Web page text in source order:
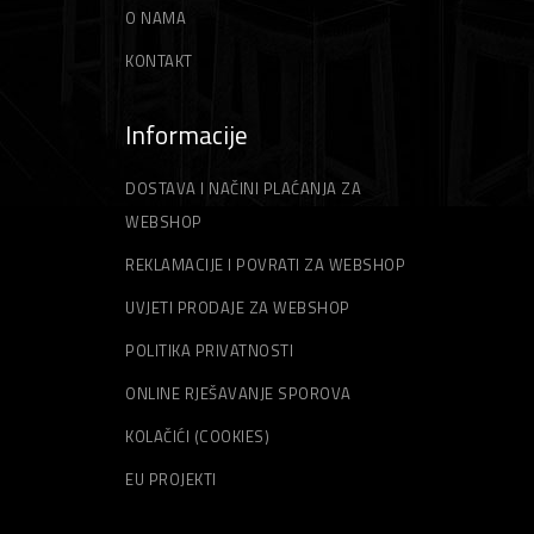
O NAMA
KONTAKT
Informacije
DOSTAVA I NAČINI PLAĆANJA ZA
WEBSHOP
REKLAMACIJE I POVRATI ZA WEBSHOP
UVJETI PRODAJE ZA WEBSHOP
POLITIKA PRIVATNOSTI
ONLINE RJEŠAVANJE SPOROVA
KOLAČIĆI (COOKIES)
EU PROJEKTI